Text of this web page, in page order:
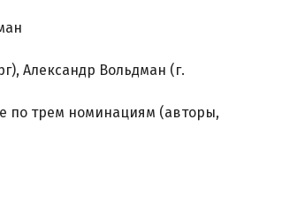
Александр Вольдман (г.
по трем номинациям (авторы,